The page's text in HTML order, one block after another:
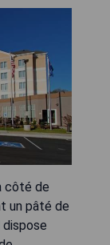
côté de
un pâté de
dispose